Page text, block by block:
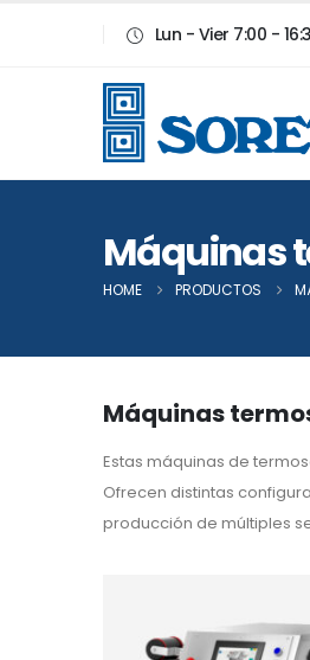
Lun - Vier 7:00 -
Máquinas
HOME PRODUCTOS
Máquinas
Estas máquinas de
Ofrecen distintas
producción de múltiples